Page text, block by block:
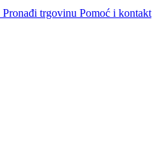
Pronađi trgovinu Pomoć i kontakt